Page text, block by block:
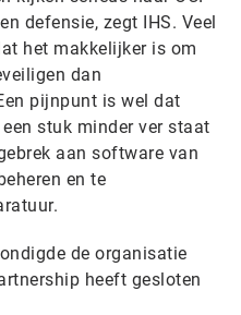
defensie, zegt IHS. Veel
het makkelijker is om
dan
pijnpunt is wel dat
stuk minder ver staat
aan software van
en te
de organisatie
heeft gesloten